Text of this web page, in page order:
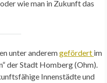
wie man in Zukunft das
unter anderemgefördert im
der Stadt Homberg (Ohm).
Innenstädte und